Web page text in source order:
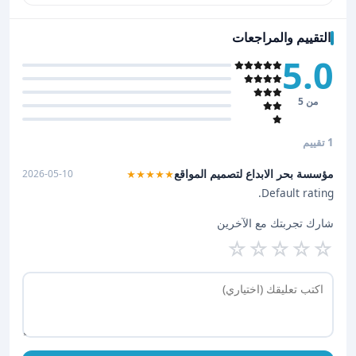
التقييم والمراجعات
5.0
من 5
1 تقييم
مؤسسة بحر الابداع لتصميم المواقع★★★★★
2026-05-10
Default rating.
شارك تجربتك مع الآخرين
☆
☆
☆
☆
☆